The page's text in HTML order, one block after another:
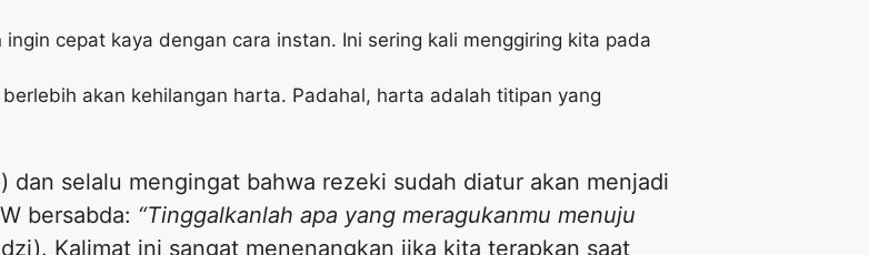
cepat kaya dengan cara instan. Ini sering kali menggiring kita pada
akan kehilangan harta. Padahal, harta adalah titipan yang
dan selalu mengingat bahwa rezeki sudah diatur akan menjadi
bersabda: “Tinggalkanlah apa yang meragukanmu menuju
Kalimat ini sangat menenangkan jika kita terapkan saat